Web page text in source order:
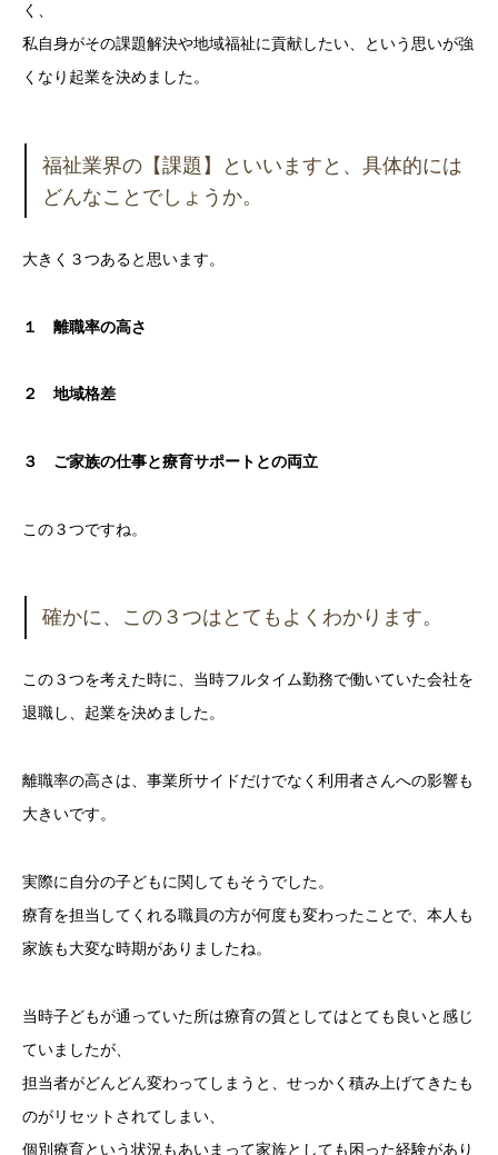
く、
私自身がその課題解決や地域福祉に貢献したい、という思いが強
くなり起業を決めました。
福祉業界の【課題】といいますと、具体的には
どんなことでしょうか。
大きく３つあると思います。
１ 離職率の高さ
２ 地域格差
３ ご家族の仕事と療育サポートとの両立
この３つですね。
確かに、この３つはとてもよくわかります。
この３つを考えた時に、当時フルタイム勤務で働いていた会社を
退職し、起業を決めました。
離職率の高さは、事業所サイドだけでなく利用者さんへの影響も
大きいです。
実際に自分の子どもに関してもそうでした。
療育を担当してくれる職員の方が何度も変わったことで、本人も
家族も大変な時期がありましたね。
当時子どもが通っていた所は療育の質としてはとても良いと感じ
ていましたが、
担当者がどんどん変わってしまうと、せっかく積み上げてきたも
のがリセットされてしまい、
個別療育という状況もあいまって家族としても困った経験があり